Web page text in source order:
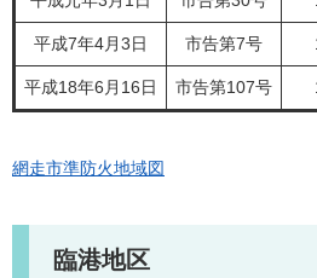
平成7年4月3日 市告第7号
平成18年6月16日 市告第107号
網走市準防­火地域図
臨港地区